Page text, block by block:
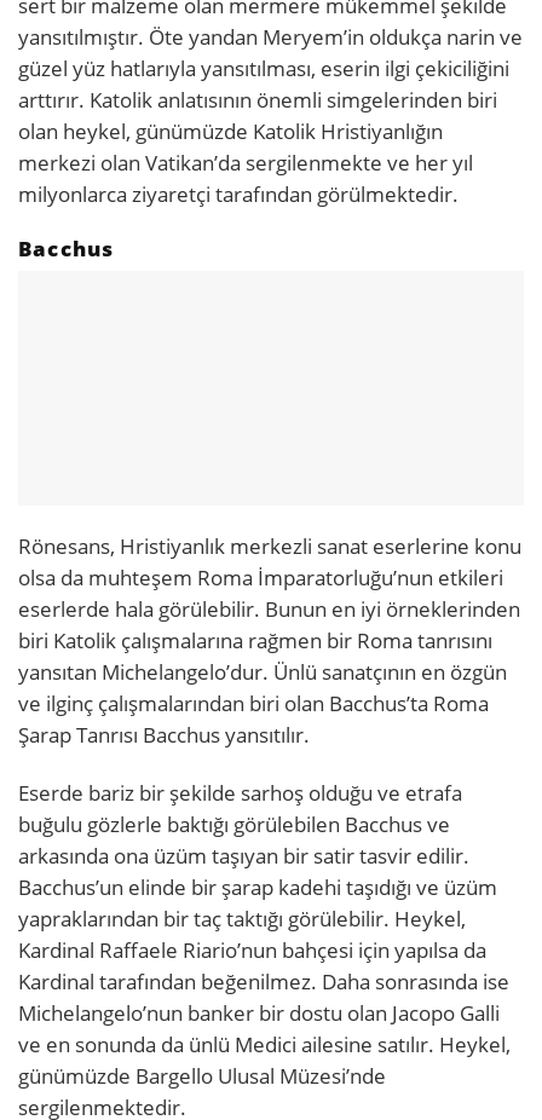
yansıtılmıştır. Öte yandan Meryem’in oldukça narin ve
güzel yüz hatlarıyla yansıtılması, eserin ilgi çekiciliğini
arttırır. Katolik anlatısının önemli simgelerinden biri
olan heykel, günümüzde Katolik Hristiyanlığın
merkezi olan Vatikan’da sergilenmekte ve her yıl
milyonlarca ziyaretçi tarafından görülmektedir.
Bacchus
Rönesans, Hristiyanlık merkezli sanat eserlerine konu
olsa da muhteşem Roma İmparatorluğu’nun etkileri
eserlerde hala görülebilir. Bunun en iyi örneklerinden
biri Katolik çalışmalarına rağmen bir Roma tanrısını
yansıtan Michelangelo’dur. Ünlü sanatçının en özgün
ve ilginç çalışmalarından biri olan Bacchus’ta Roma
Şarap Tanrısı Bacchus yansıtılır.
Eserde bariz bir şekilde sarhoş olduğu ve etrafa
buğulu gözlerle baktığı görülebilen Bacchus ve
arkasında ona üzüm taşıyan bir satir tasvir edilir.
Bacchus’un elinde bir şarap kadehi taşıdığı ve üzüm
yapraklarından bir taç taktığı görülebilir. Heykel,
Kardinal Raffaele Riario’nun bahçesi için yapılsa da
Kardinal tarafından beğenilmez. Daha sonrasında ise
Michelangelo’nun banker bir dostu olan Jacopo Galli
ve en sonunda da ünlü Medici ailesine satılır. Heykel,
günümüzde Bargello Ulusal Müzesi’nde
sergilenmektedir.